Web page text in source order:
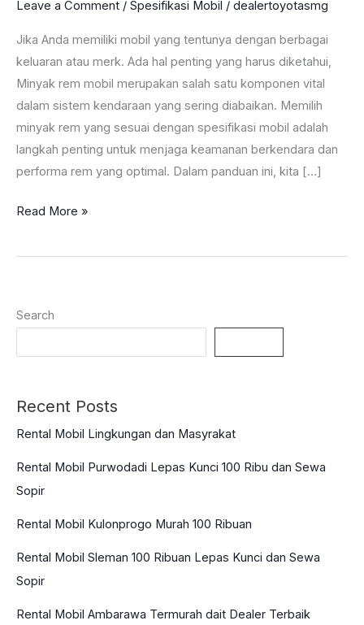
Leave a Comment / Spesifikasi Mobil / dealertoyotasmg
Jika Anda memiliki mobil yang tentunya dengan berbagai
keluaran atau merk. Ada hal penting yang harus diketahui,
Minyak rem mobil merupakan salah satu komponen vital
dalam sistem kendaraan yang sering diabaikan. Memilih
minyak rem yang sesuai dengan spesifikasi mobil adalah
langkah penting untuk menjaga keamanan berkendara dan
performa rem yang optimal. Dalam panduan ini, kita […]
Tips
Minyak
Sesuai
Read More »
Search
Recent Posts
Rental Mobil Lingkungan dan Masyrakat
Rental Mobil Purwodadi Lepas Kunci 100 Ribu dan Sewa
Sopir
Rental Mobil Kulonprogo Murah 100 Ribuan
Rental Mobil Sleman 100 Ribuan Lepas Kunci dan Sewa
Sopir
Rental Mobil Ambarawa Termurah dait Dealer Terbaik